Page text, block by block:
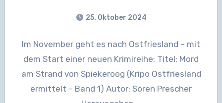
25. Oktober 2024
Im November geht es nach Ostfriesland – mit
dem Start einer neuen Krimireihe: Titel: Mord
am Strand von Spiekeroog (Kripo Ostfriesland
ermittelt – Band 1) Autor: Sören Prescher